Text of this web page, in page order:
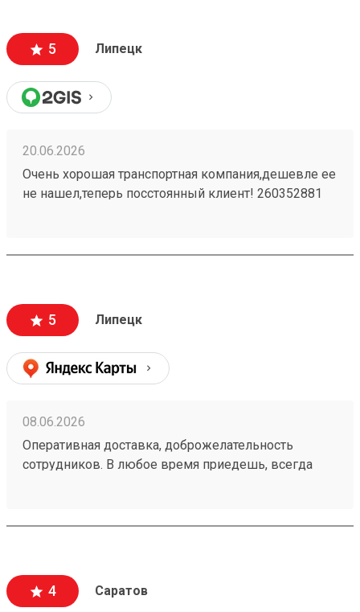
5 Липецк
20.06.2026
Очень хорошая транспортная компания,дешевле ее
не нашел,теперь посстоянный клиент! 260352881
5 Липецк
08.06.2026
Оперативная доставка, доброжелательность
сотрудников. В любое время приедешь, всегда
4 Саратов